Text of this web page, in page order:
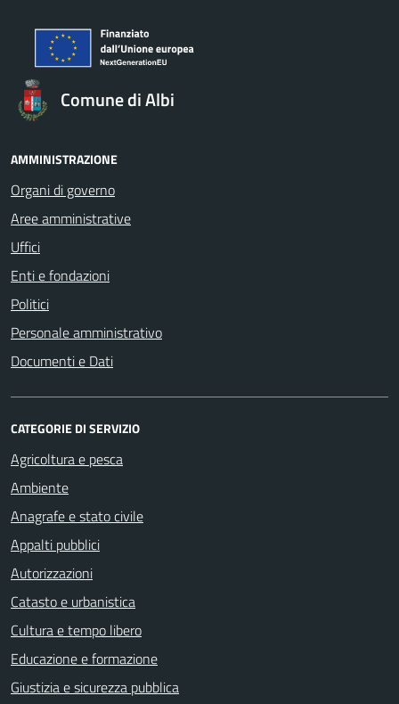
Comune di Albi
AMMINISTRAZIONE
Organi di governo
Aree amministrative
Uffici
Enti e fondazioni
Politici
Personale amministrativo
Documenti e Dati
CATEGORIE DI SERVIZIO
Agricoltura e pesca
Ambiente
Anagrafe e stato civile
Appalti pubblici
Autorizzazioni
Catasto e urbanistica
Cultura e tempo libero
Educazione e formazione
Giustizia e sicurezza pubblica